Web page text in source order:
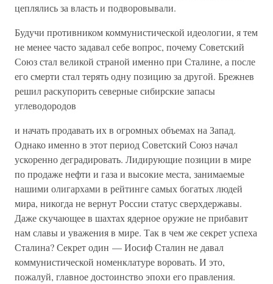
цеплялись за власть и подворовывали.
Будучи противником коммунистической идеологии, я тем
не менее часто задавал себе вопрос, почему Советский
Союз стал великой страной именно при Сталине, а после
его смерти стал терять одну позицию за другой. Брежнев
решил раскупорить северные сибирские запасы
углеводородов
и начать продавать их в огромных объемах на Запад.
Однако именно в этот период Советский Союз начал
ускоренно деградировать. Лидирующие позиции в мире
по продаже нефти и газа и высокие места, занимаемые
нашими олигархами в рейтинге самых богатых людей
мира, никогда не вернут России статус сверхдержавы.
Даже скучающее в шахтах ядерное оружие не прибавит
нам славы и уважения в мире. Так в чем же секрет успеха
Сталина? Секрет один — Иосиф Сталин не давал
коммунистической номенклатуре воровать. И это,
пожалуй, главное достоинство эпохи его правления.